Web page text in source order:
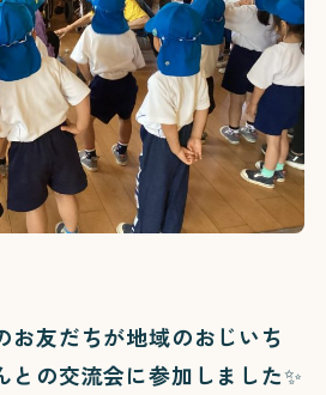
お友だちが地域のおじいち
との交流会に参加しました✨